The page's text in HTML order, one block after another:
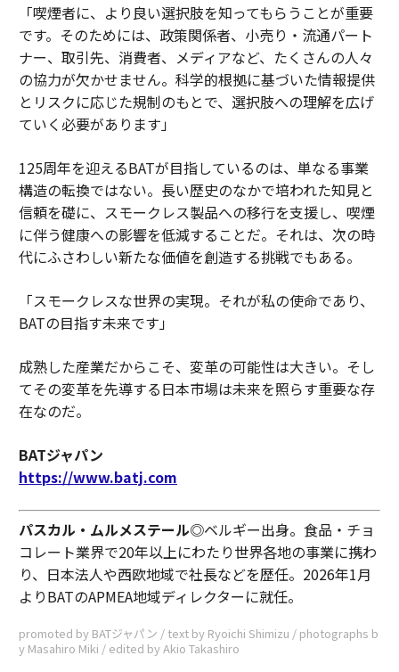
「喫煙者に、より良い選択肢を知ってもらうことが重要
です。そのためには、政策関係者、小売り・流通パート
ナー、取引先、消費者、メディアなど、たくさんの人々
の協力が欠かせません。科学的根拠に基づいた情報提供
とリスクに応じた規制のもとで、選択肢への理解を広げ
ていく必要があります」
125周年を迎えるBATが目指しているのは、単なる事業
構造の転換ではない。長い歴史のなかで培われた知見と
信頼を礎に、スモークレス製品への移行を支援し、喫煙
に伴う健康への影響を低減することだ。それは、次の時
代にふさわしい新たな価値を創造する挑戦でもある。
「スモークレスな世界の実現。それが私の使命であり、
BATの目指す未来です」
成熟した産業だからこそ、変革の可能性は大きい。そし
てその変革を先導する日本市場は未来を照らす重要な存
在なのだ。
BATジャパン
https://www.batj.com
パスカル・ムルメステール◎ベルギー出身。食品・チョ
コレート業界で20年以上にわたり世界各地の事業に携わ
り、日本法人や西欧地域で社長などを歴任。2026年1月
よりBATのAPMEA地域ディレクターに就任。
promoted by BATジャパン / text by Ryoichi Shimizu / photographs b
y Masahiro Miki / edited by Akio Takashiro